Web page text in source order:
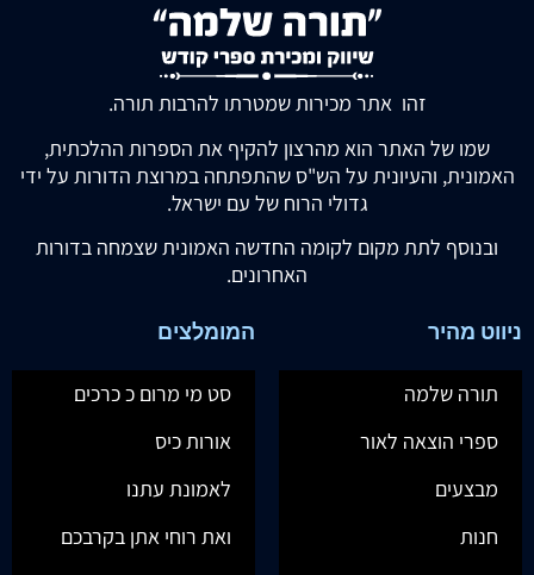
זהו אתר מכירות שמטרתו להרבות תורה.
שמו של האתר הוא מהרצון להקיף את הספרות ההלכתית,
האמונית, והעיונית על הש"ס שהתפתחה במרוצת הדורות על ידי
גדולי הרוח של עם ישראל.
ובנוסף לתת מקום לקומה החדשה האמונית שצמחה בדורות
האחרונים.
ניווט מהיר
תורה שלמה
ספרי הוצאה לאור
מבצעים
חנות
המומלצים
סט מי מרום כ כרכים
אורות כיס
לאמונת עתנו
ואת רוחי אתן בקרבכם